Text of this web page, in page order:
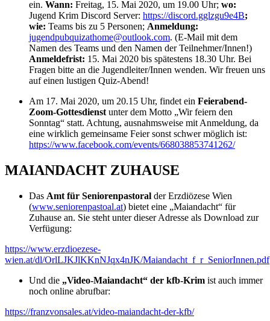
ein. Wann: Freitag, 15. Mai 2020, um 19.00 Uhr; wo:
Jugend Krim Discord Server: https://discord.gglzgu9e4B;
wie: Teams bis zu 5 Personen; Anmeldung:
jugendpubquizathome@outlook.com. (E-Mail mit dem
Namen des Teams und den Namen der Teilnehmer/Innen!)
Anmeldefrist: 15. Mai 2020 bis spätestens 18.30 Uhr. Bei
Fragen bitte an die Jugendleiter/Innen wenden. Wir freuen uns
auf einen lustigen Quiz-Abend!
Am 17. Mai 2020, um 20.15 Uhr, findet ein Feierabend-
Zoom-Gottesdienst unter dem Motto „Wir feiern den
Sonntag“ statt. Achtung, ausnahmsweise mit Anmeldung, da
eine wirklich gemeinsame Feier sonst schwer möglich ist:
https://www.facebook.com/events/668038853741262/
MAIANDACHT ZUHAUSE
Das Amt für Seniorenpastoral der Erzdiözese Wien
(www.seniorenpastoal.at) bietet eine „Maiandacht“ für
Zuhause an. Sie steht unter dieser Adresse als Download zur
Verfügung:
https://www.erzdioezese-
wien.at/dl/OrlLJKJlKKnNJqx4nJK/Maiandacht_f_r_SeniorInnen.pdf
Und die „Video-Maiandacht“ der kfb-Krim ist auch immer
noch online abrufbar:
https://franzvonsales.at/video-maiandacht-der-kfb/